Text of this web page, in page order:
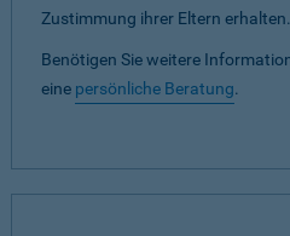
Zustimmung ihrer Eltern erhalten.
Benötigen Sie weitere
eine persönliche Beratung.